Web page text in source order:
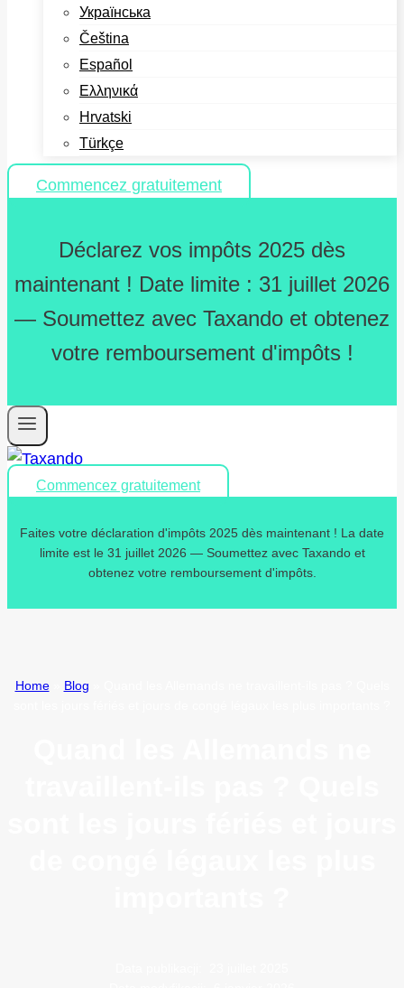
Українська
Čeština
Español
Ελληνικά
Hrvatski
Türkçe
Commencez gratuitement
Déclarez vos impôts 2025 dès
maintenant ! Date limite : 31 juillet 2026
— Soumettez avec Taxando et obtenez
votre remboursement d'impôts !
Commencez gratuitement
Faites votre déclaration d'impôts 2025 dès maintenant ! La date
limite est le 31 juillet 2026 — Soumettez avec Taxando et
obtenez votre remboursement d'impôts.
Home» Blog